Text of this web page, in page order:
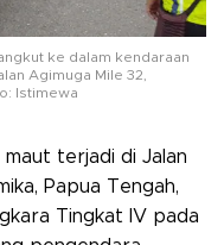
ke dalam kendaraan
Agimuga Mile 32,
Istimewa
terjadi di Jalan
Papua Tengah,
Tingkat IV pada